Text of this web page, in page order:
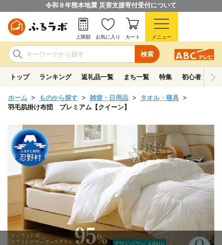
令和８年熊本地震 災害支援寄付受付について
検索
上限額 お気に入り カート メニュー
トップ ランキング 返礼品一覧 まち一覧 特集 初心者ガイド
ホーム ものから探す 雑貨・日用品
タオル・寝具
羽毛肌掛け布団 プレミアム【クイーン】